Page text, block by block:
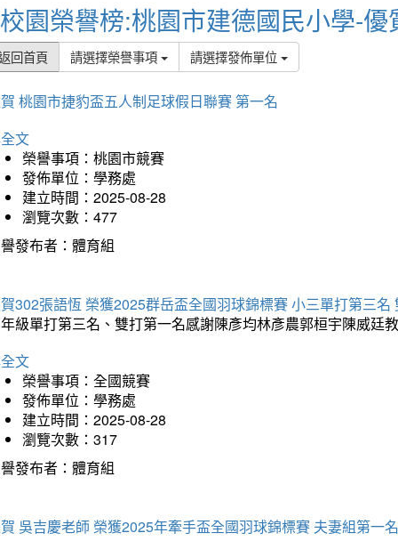
校園榮譽榜:桃園市建德國民小學-優
回首頁 請選擇榮譽事項 請選擇發佈單位
桃園市捷豹盃五人制足球假日聯賽 第一名
文
榮譽事項：桃園市競賽
發佈單位：學務處
建立時間：2025-08-28
瀏覽次數：477
發布者：體育組
302張語恆 榮獲2025群岳盃全國羽球錦標賽 小三單打第三名
級單打第三名、雙打第一名感謝陳彥均林彥農郭桓宇陳威廷
文
榮譽事項：全國競賽
發佈單位：學務處
建立時間：2025-08-28
瀏覽次數：317
發布者：體育組
吳吉慶老師 榮獲2025年牽手盃全國羽球錦標賽 夫妻組第一名